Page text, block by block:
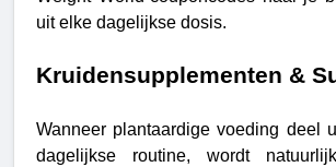
uit elke dagelijkse dosis.
Kruidensupplementen &
Wanneer plantaardige voeding deel
dagelijkse routine, wordt